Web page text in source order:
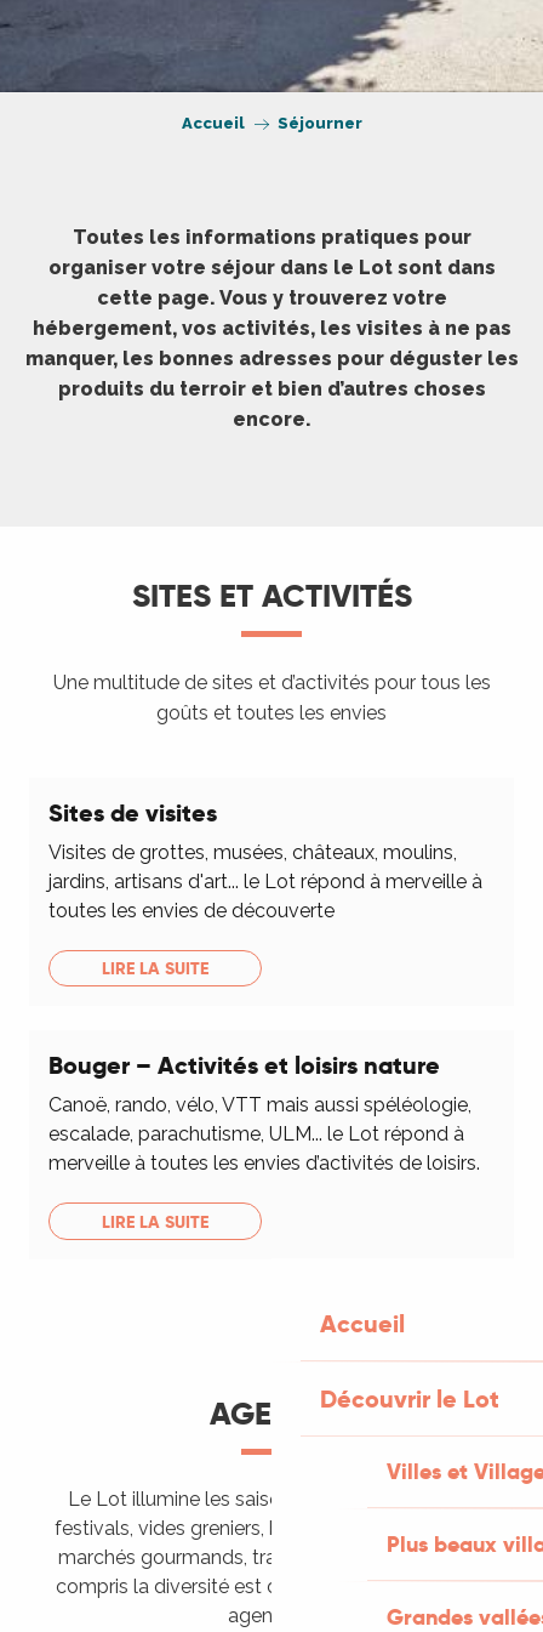
Accueil
Découvrir le Lot
Villes et
Plus beaux
Grandes
Accueil Séjourner
Toutes les informations pratiques pour
organiser votre séjour dans le Lot sont dans
cette page. Vous y trouverez votre
hébergement, vos activités, les visites à ne pas
manquer, les bonnes adresses pour déguster les
produits du terroir et bien d’autres choses
encore.
SITES ET ACTIVITÉS
Une multitude de sites et d’activités pour tous les
goûts et toutes les envies
Sites de visites
Visites de grottes, musées, châteaux, moulins,
jardins, artisans d'art... le Lot répond à merveille à
toutes les envies de découverte
LIRE LA SUITE
Bouger – Activités et loisirs nature
Canoë, rando, vélo, VTT mais aussi spéléologie,
escalade, parachutisme, ULM... le Lot répond à
merveille à toutes les envies d’activités de loisirs.
LIRE LA SUITE
AGENDA
Le Lot illumine les saisons de ses animations :
festivals, vides greniers, brocantes, fêtes votives,
marchés gourmands, trails sportifs… Vous l’aurez
compris la diversité est de mise, alors tous à vos
agendas !